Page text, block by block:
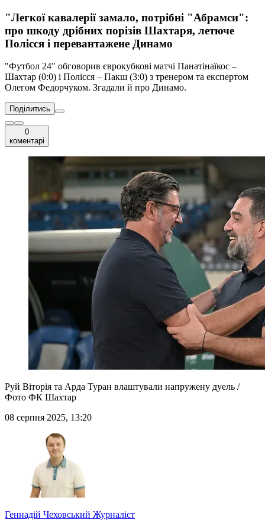
"Легкої кавалерії замало, потрібні "Абрамси":
про шкоду дрібних порізів Шахтаря, летюче
Полісся і перевантажене Динамо
"Футбол 24" обговорив єврокубкові матчі Панатінаїкос –
Шахтар (0:0) і Полісся – Пакш (3:0) з тренером та експертом
Олегом Федорчуком. Згадали й про Динамо.
Поділитись
0
коментарі
Руй Віторія та Арда Туран влаштували напружену дуель /
Фото ФК Шахтар
08 серпня 2025, 13:20
Геннадій Чеховський Журналіст